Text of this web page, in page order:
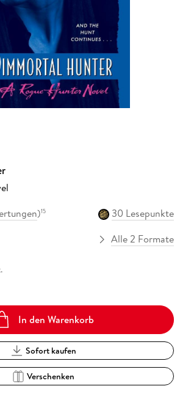
)15
30 Lesepunkte
Alle 2 Formate
In den Warenkorb
Sofort kaufen
Verschenken